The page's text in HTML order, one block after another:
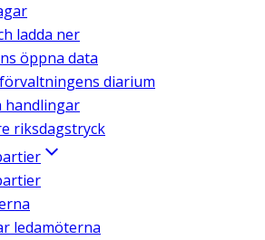
ladda ner
öppna data
diarium
handlingar
riksdagstryck
ledamöterna